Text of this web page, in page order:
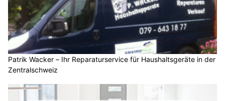
Patrik Wacker – Ihr Reparaturservice für Haushaltsgeräte in der
Zentralschweiz